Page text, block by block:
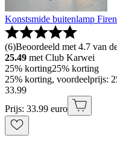
Konstsmide buitenlamp
(6)Beoordeeld met 4.7 van
25.49 met Club Karwei
25% korting25% korting
25% korting, voordeelprijs:
33.99
Prijs: 33.99 euro